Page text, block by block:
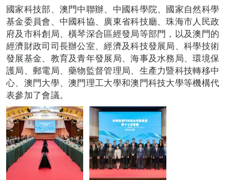
國家科技部、澳門中聯辦、中國科學院、國家自然科學
基金委員會、中國科協、廣東省科技廳、珠海市人民政
府及市科創局、橫琴深合區經發局等部門，以及澳門的
經濟財政司司長辦公室、經濟及科技發展局、科學技術
發展基金、教育及青年發展局、海事及水務局、環境保
護局、郵電局、藥物監督管理局、生產力暨科技轉移中
心、澳門大學、澳門理工大學和澳門科技大學等機構代
表參加了會議。